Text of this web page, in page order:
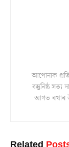
আপোনাক
বস্তুনিষ্ঠ
আগত ৰখাৰ